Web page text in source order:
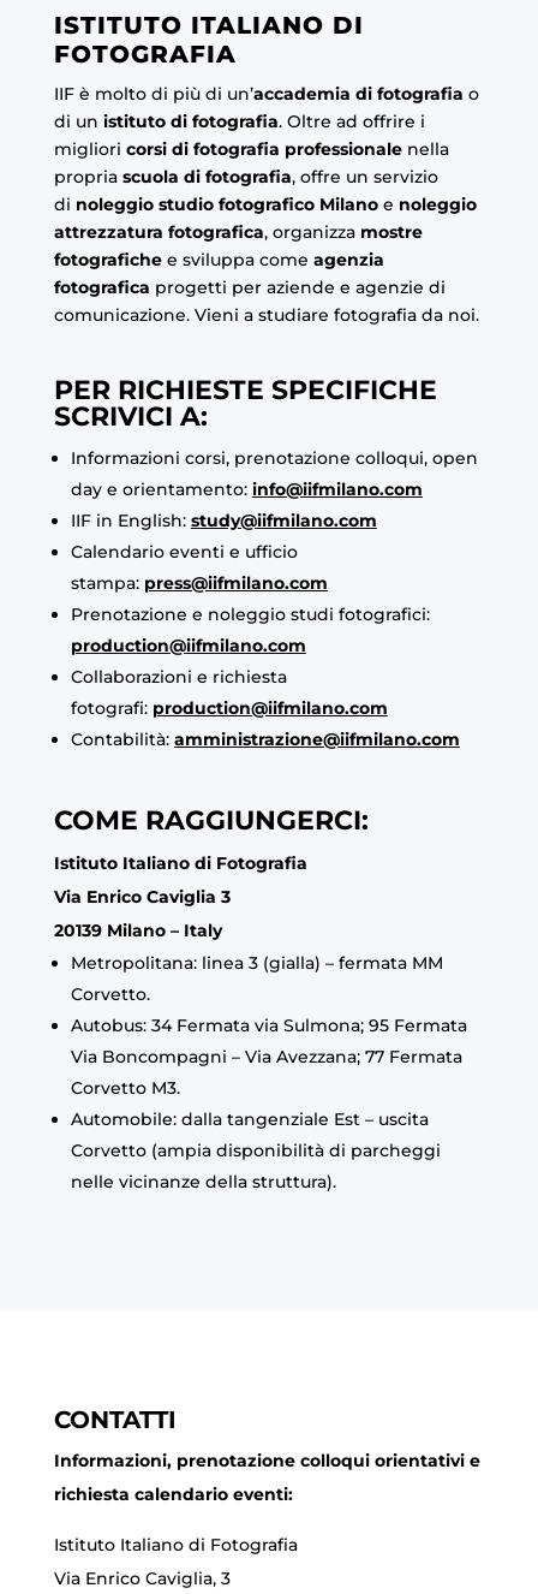
ISTITUTO ITALIANO DI
FOTOGRAFIA
IIF è molto di più di un’accademia di fotografia o
di un istituto di fotografia. Oltre ad offrire i
migliori corsi di fotografia professionalenella
propria scuola di fotografia, offre un servizio
di noleggio studio fotografico Milano e noleggio
attrezzatura fotografica, organizza mostre
fotografichee sviluppa come agenzia
fotografica progetti per aziende e agenzie di
comunicazione. Vieni a studiare fotografia da noi.
PER RICHIESTE SPECIFICHE
SCRIVICI A:
Informazioni corsi, prenotazione colloqui, open
day e orientamento: info@iifmilano.com
IIF in English: study@iifmilano.com
Calendario eventi e ufficio
stampa: press@iifmilano.com
Prenotazione e noleggio studi fotografici:
production@iifmilano.com
Collaborazioni e richiesta
fotografi: production@iifmilano.com
Contabilità: amministrazione@iifmilano.com
COME RAGGIUNGERCI:
Istituto Italiano di Fotografia
Via Enrico Caviglia 3
20139 Milano – Italy
Metropolitana: linea 3 (gialla) – fermata MM
Corvetto.
Autobus: 34 Fermata via Sulmona; 95 Fermata
Via Boncompagni – Via Avezzana; 77 Fermata
Corvetto M3.
Automobile: dalla tangenziale Est – uscita
Corvetto (ampia disponibilità di parcheggi
nelle vicinanze della struttura).
CONTATTI
Informazioni, prenotazione colloqui orientativi e
richiesta calendario eventi:
Istituto Italiano di Fotografia
Via Enrico Caviglia, 3